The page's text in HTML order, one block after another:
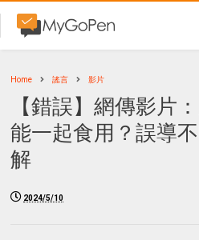
Home 謠言 影片
【錯誤】網傳影片
能一起食用？誤導
解
2024/5/10